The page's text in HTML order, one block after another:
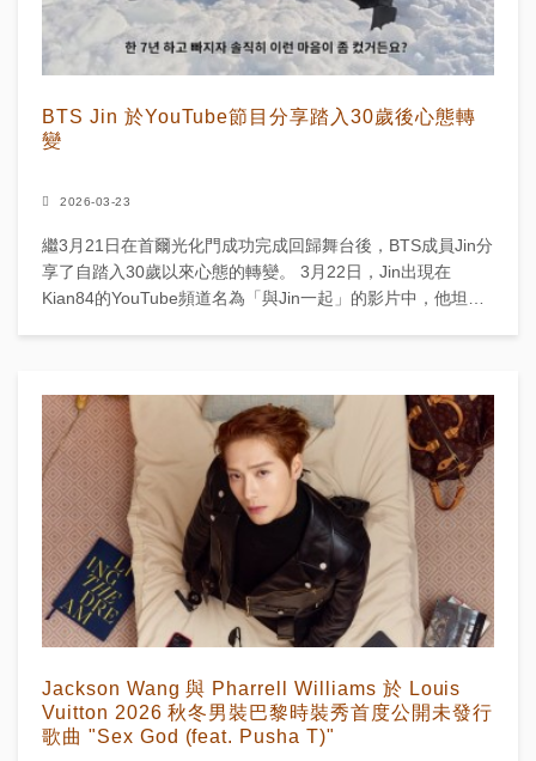
BTS Jin 於YouTube節目分享踏入30歲後心態轉
變
2026-03-23
繼3月21日在首爾光化門成功完成回歸舞台後，BTS成員Jin分
享了自踏入30歲以來心態的轉變。 3月22日，Jin出現在
Kian84的YouTube頻道名為「與Jin一起」的影片中，他坦誠
Jackson Wang 與 Pharrell Williams 於 Louis
Vuitton 2026 秋冬男裝巴黎時裝秀首度公開未發行
歌曲 "Sex God (feat. Pusha T)"